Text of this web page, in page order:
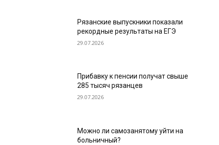
Рязанские выпускники показали
рекордные результаты на ЕГЭ
29.07.2026
Прибавку к пенсии получат свыше
285 тысяч рязанцев
29.07.2026
Можно ли самозанятому уйти на
больничный?